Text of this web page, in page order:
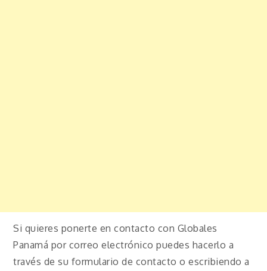
Si quieres ponerte en contacto con Globales
Panamá por correo electrónico puedes hacerlo a
través de su formulario de contacto o escribiendo a